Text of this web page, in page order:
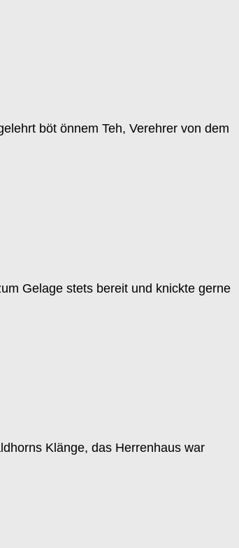
böt önnem Teh, Verehrer von dem
Gelage stets bereit und knickte gerne
Klänge, das Herrenhaus war